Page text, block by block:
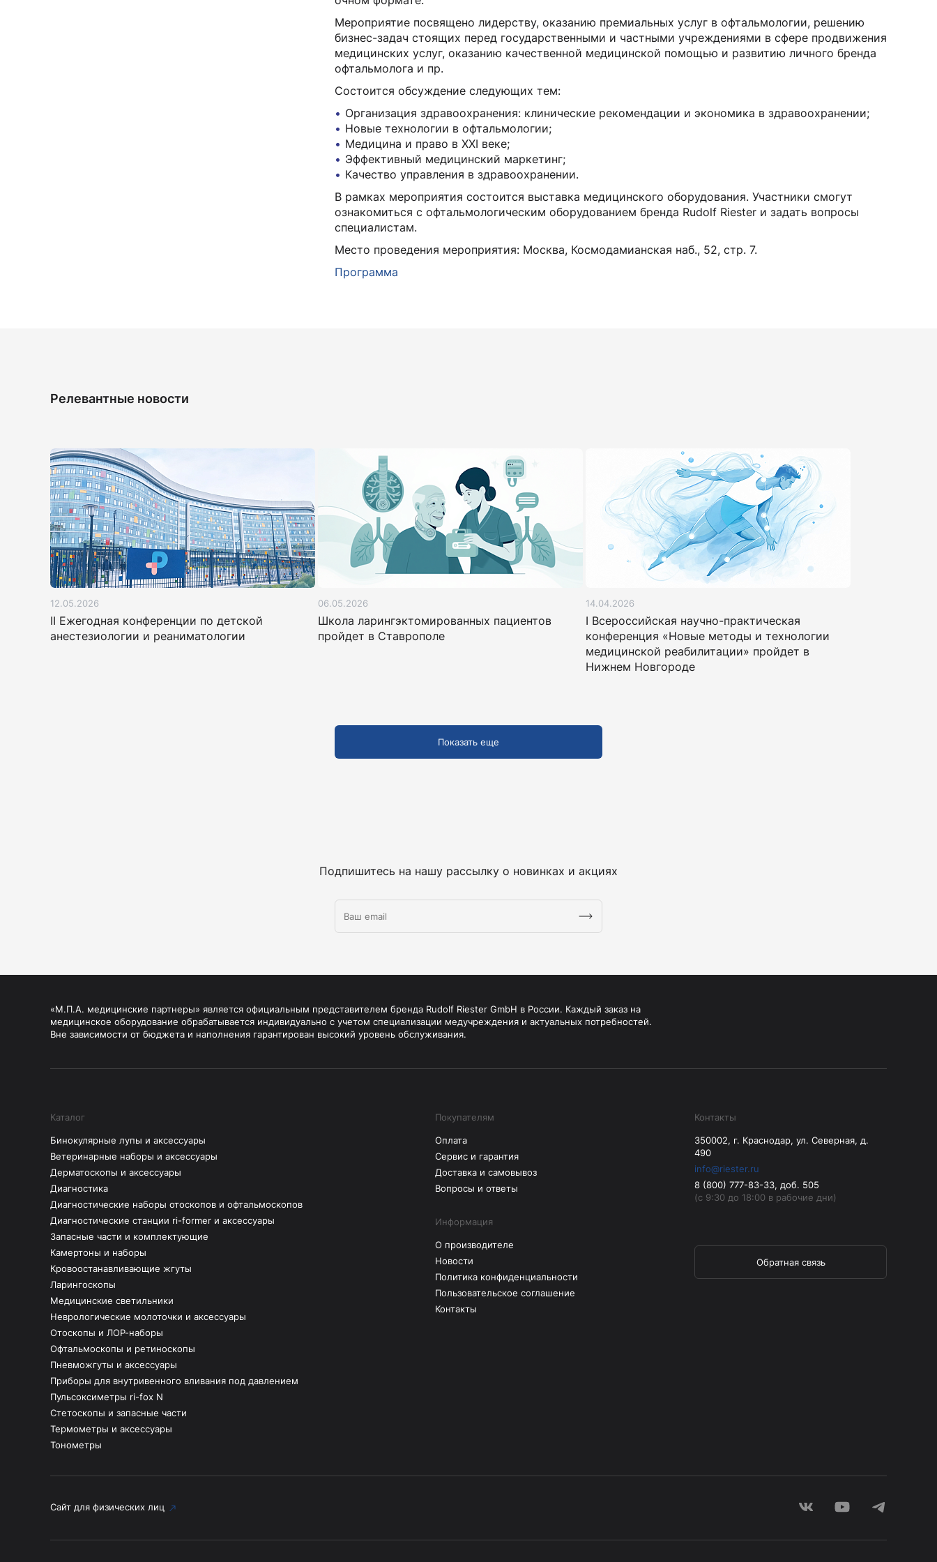
Механические тонометры
Мероприятие посвящено лидерству, оказанию премиальных услуг в офтальмологии, решению
бизнес-задач стоящих перед государственными и частными учреждениями в сфере продвижения
медицинских услуг, оказанию качественной медицинской помощью и развитию личного бренда
офтальмолога и пр.
Состоится обсуждение следующих тем:
Организация здравоохранения: клинические рекомендации и экономика в здравоохранении;
Новые технологии в офтальмологии;
Медицина и право в XXI веке;
Эффективный медицинский маркетинг;
Качество управления в здравоохранении.
В рамках мероприятия состоится выставка медицинского оборудования. Участники смогут
ознакомиться с офтальмологическим оборудованием бренда Rudolf Riester и задать вопросы
специалистам.
Место проведения мероприятия: Москва, Космодамианская наб., 52, стр. 7.
Программа
Релевантные новости
12.05.2026
II Ежегодная конференции по детской
анестезиологии и реаниматологии
06.05.2026
Школа ларингэктомированных пациентов
пройдет в Ставрополе
14.04.2026
I Всероссийская научно-практическая
конференция «Новые методы и технологии
медицинской реабилитации» пройдет в
Нижнем Новгороде
Показать еще
Подпишитесь на нашу рассылку о новинках и акциях
«М.П.А. медицинские партнеры» является официальным представителем бренда Rudolf Riester GmbH в России. Каждый заказ на
медицинское оборудование обрабатывается индивидуально с учетом специализации медучреждения и актуальных потребностей.
Вне зависимости от бюджета и наполнения гарантирован высокий уровень обслуживания.
Каталог
Бинокулярные лупы и аксессуары
Ветеринарные наборы и аксессуары
Дерматоскопы и аксессуары
Диагностика
Диагностические наборы отоскопов и офтальмоскопов
Диагностические станции ri-former и аксессуары
Запасные части и комплектующие
Камертоны и наборы
Кровоостанавливающие жгуты
Ларингоскопы
Медицинские светильники
Неврологические молоточки и аксессуары
Отоскопы и ЛОР-наборы
Офтальмоскопы и ретиноскопы
Пневможгуты и аксессуары
Приборы для внутривенного вливания под давлением
Пульсоксиметры ri-fox N
Стетоскопы и запасные части
Термометры и аксессуары
Тонометры
Покупателям
Оплата
Сервис и гарантия
Доставка и самовывоз
Вопросы и ответы
Информация
О производителе
Новости
Политика конфиденциальности
Пользовательское соглашение
Контакты
Контакты
350002, г. Краснодар, ул. Северная, д.
490
info@riester.ru
8 (800) 777-83-33, доб. 505
(с 9:30 до 18:00 в рабочие дни)
Обратная связь
Сайт для физических лиц